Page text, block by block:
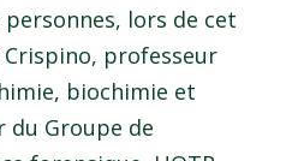
lors de cet
professeur
biochimie et
du Groupe de